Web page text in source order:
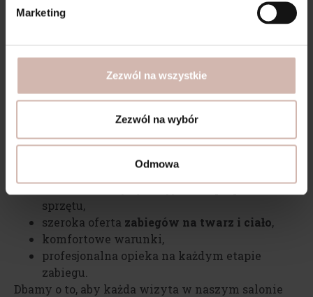
Marketing
Zezwól na wszystkie
Zezwól na wybór
Odmowa
zabiegi na twarz i ciało w
W Perll Med stawiamy na bezpieczeństwo,
nowoczesne technologie oraz indywidualne
podejście do Klienta. Nasze zalety to m.in.:
wykwalifikowany zespół,
stosowanie najwyższej jakości preparatów i
sprzętu,
szeroka oferta zabiegów na twarz i ciało,
komfortowe warunki,
profesjonalna opieka na każdym etapie
zabiegu.
Dbamy o to, aby każda wizyta w naszym salonie